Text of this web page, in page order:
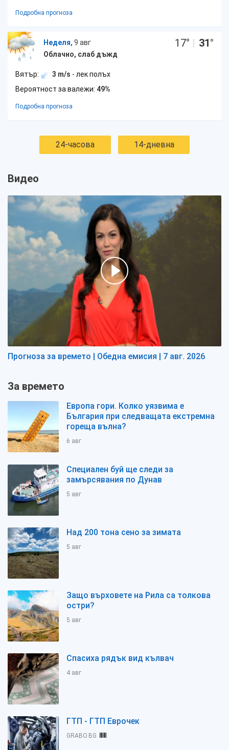
Подробна прогноза
Неделя, 9 авг
Облачно, слаб дъжд
17° | 31°
Вятър: 3 m/s - лек полъх
Вероятност за валежи: 49%
Подробна прогноза
24-часова 14-дневна
Видео
Прогноза за времето | Обедна емисия | 7 авг. 2026
За времето
Европа гори. Колко уязвима е
България при следващата екстремна
гореща вълна?
6 авг
Специален буй ще следи за
замърсявания по Дунав
5 авг
Над 200 тона сено за зимата
5 авг
Защо върховете на Рила са толкова
остри?
5 авг
Спасиха рядък вид кълвач
4 авг
ГТП - ГТП Еврочек
GRABO.BG